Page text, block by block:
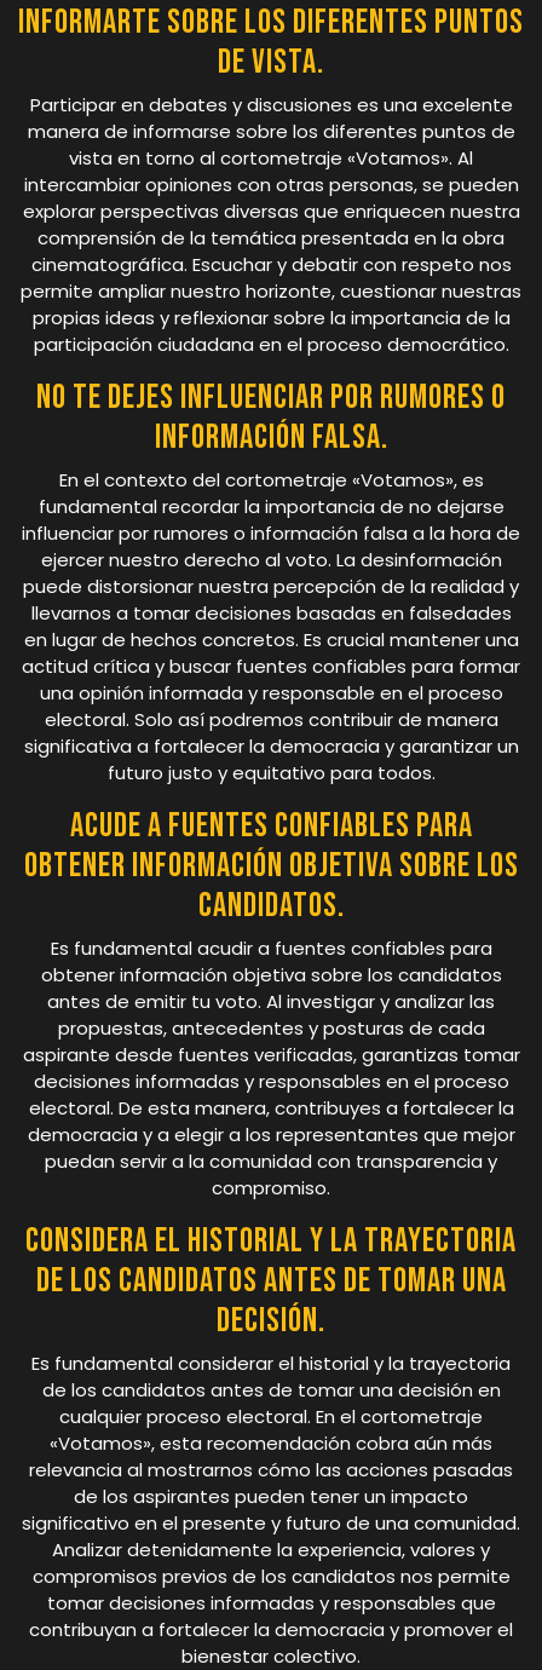
informarte sobre los diferentes puntos
de vista.
Participar en debates y discusiones es una excelente
manera de informarse sobre los diferentes puntos de
vista en torno al cortometraje «Votamos». Al
intercambiar opiniones con otras personas, se pueden
explorar perspectivas diversas que enriquecen nuestra
comprensión de la temática presentada en la obra
cinematográfica. Escuchar y debatir con respeto nos
permite ampliar nuestro horizonte, cuestionar nuestras
propias ideas y reflexionar sobre la importancia de la
participación ciudadana en el proceso democrático.
No te dejes influenciar por rumores o
información falsa.
En el contexto del cortometraje «Votamos», es
fundamental recordar la importancia de no dejarse
influenciar por rumores o información falsa a la hora de
ejercer nuestro derecho al voto. La desinformación
puede distorsionar nuestra percepción de la realidad y
llevarnos a tomar decisiones basadas en falsedades
en lugar de hechos concretos. Es crucial mantener una
actitud crítica y buscar fuentes confiables para formar
una opinión informada y responsable en el proceso
electoral. Solo así podremos contribuir de manera
significativa a fortalecer la democracia y garantizar un
futuro justo y equitativo para todos.
Acude a fuentes confiables para
obtener información objetiva sobre los
candidatos.
Es fundamental acudir a fuentes confiables para
obtener información objetiva sobre los candidatos
antes de emitir tu voto. Al investigar y analizar las
propuestas, antecedentes y posturas de cada
aspirante desde fuentes verificadas, garantizas tomar
decisiones informadas y responsables en el proceso
electoral. De esta manera, contribuyes a fortalecer la
democracia y a elegir a los representantes que mejor
puedan servir a la comunidad con transparencia y
compromiso.
Considera el historial y la trayectoria
de los candidatos antes de tomar una
decisión.
Es fundamental considerar el historial y la trayectoria
de los candidatos antes de tomar una decisión en
cualquier proceso electoral. En el cortometraje
«Votamos», esta recomendación cobra aún más
relevancia al mostrarnos cómo las acciones pasadas
de los aspirantes pueden tener un impacto
significativo en el presente y futuro de una comunidad.
Analizar detenidamente la experiencia, valores y
compromisos previos de los candidatos nos permite
tomar decisiones informadas y responsables que
contribuyan a fortalecer la democracia y promover el
bienestar colectivo.